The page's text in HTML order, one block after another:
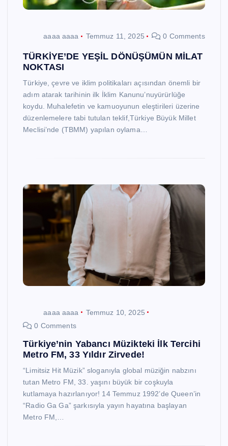
aaaa aaaa Temmuz 11, 2025 0 Comments
TÜRKİYE’DE YEŞİL DÖNÜŞÜMÜN MİLAT
NOKTASI
Türkiye, çevre ve iklim politikaları açısından önemli bir
adım atarak tarihinin ilk İklim Kanunu’nuyürürlüğe
koydu. Muhalefetin ve kamuoyunun eleştirileri üzerine
düzenlemelere tabi tutulan teklif,Türkiye Büyük Millet
Meclisi’nde (TBMM) yapılan oylama…
aaaa aaaa
Temmuz 10, 2025
0 Comments
Türkiye’nin Yabancı Müzikteki İlk Tercihi
Metro FM, 33 Yıldır Zirvede!
“Limitsiz Hit Müzik” sloganıyla global müziğin nabzını
tutan Metro FM, 33. yaşını büyük bir coşkuyla
kutlamaya hazırlanıyor! 14 Temmuz 1992’de Queen’in
“Radio Ga Ga” şarkısıyla yayın hayatına başlayan
Metro FM,…